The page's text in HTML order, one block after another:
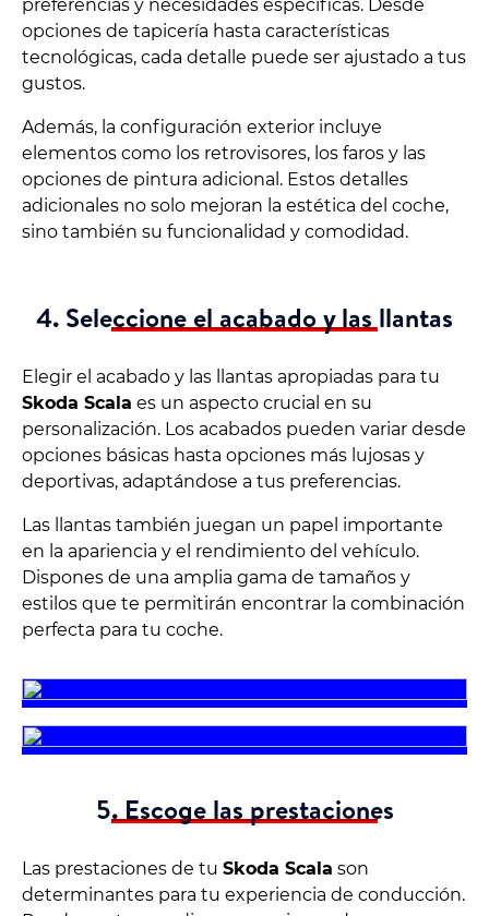
preferencias y necesidades específicas. Desde
opciones de tapicería hasta características
tecnológicas, cada detalle puede ser ajustado a tus
gustos.
Además, la configuración exterior incluye
elementos como los retrovisores, los faros y las
opciones de pintura adicional. Estos detalles
adicionales no solo mejoran la estética del coche,
sino también su funcionalidad y comodidad.
4. Seleccione el acabado y las llantas
Elegir el acabado y las llantas apropiadas para tu
Skoda Scala es un aspecto crucial en su
personalización. Los acabados pueden variar desde
opciones básicas hasta opciones más lujosas y
deportivas, adaptándose a tus preferencias.
Las llantas también juegan un papel importante
en la apariencia y el rendimiento del vehículo.
Dispones de una amplia gama de tamaños y
estilos que te permitirán encontrar la combinación
perfecta para tu coche.
5. Escoge las prestaciones
Las prestaciones de tu Skoda Scala son
determinantes para tu experiencia de conducción.